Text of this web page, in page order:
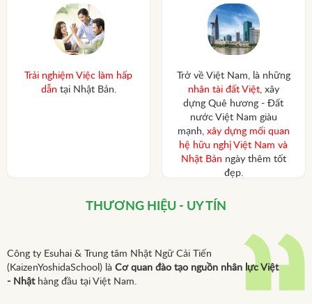
Trải nghiệm Việc làm hấp
dẫn tại Nhật Bản.
Trở về Việt Nam, là những
nhân tài đất Việt, xây
dựng Quê hương - Đất
nước Việt Nam giàu
mạnh, xây dựng mối quan
hệ hữu nghị Việt Nam và
Nhật Bản ngày thêm tốt
đẹp.
THƯƠNG HIỆU - UY TÍN
Công ty Esuhai & Trung tâm Nhật Ngữ Cải Tiến
(KaizenYoshidaSchool) là Cơ quan đào tạo nguồn nhân lực Việt
- Nhậthàng đầu tại Việt Nam.